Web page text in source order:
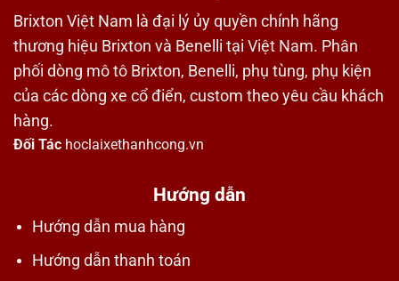
Brixton Việt Nam là đại lý ủy quyền chính hãng
thương hiệu Brixton và Benelli tại Việt Nam. Phân
phối dòng mô tô Brixton, Benelli, phụ tùng, phụ kiện
của các dòng xe cổ điển, custom theo yêu cầu khách
hàng.
Đối Tác hoclaixethanhcong.vn
Hướng dẫn
Hướng dẫn mua hàng
Hướng dẫn thanh toán